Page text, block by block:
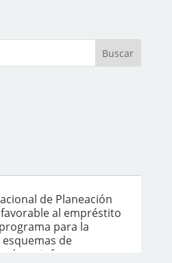
de Planeación
al empréstito
para la
de
en infraestructura